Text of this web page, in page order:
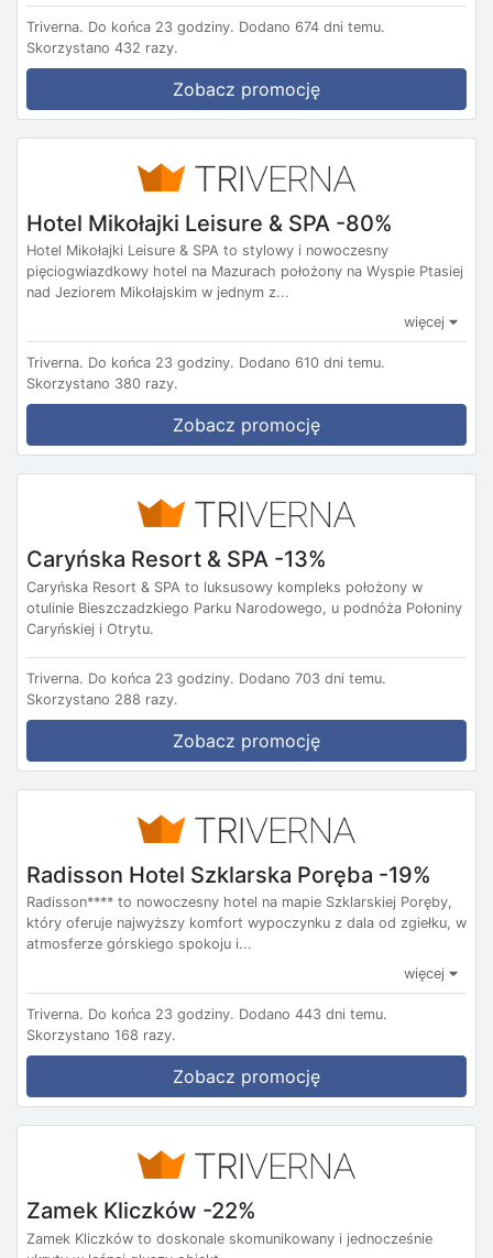
Triverna. Do końca 23 godziny. Dodano 674 dni temu.
Skorzystano 432 razy.
Zobacz promocję
Hotel Mikołajki Leisure & SPA -80%
Hotel Mikołajki Leisure & SPA to stylowy i nowoczesny
pięciogwiazdkowy hotel na Mazurach położony na Wyspie Ptasiej
nad Jeziorem Mikołajskim w jednym z...
więcej
Triverna. Do końca 23 godziny. Dodano 610 dni temu.
Skorzystano 380 razy.
Zobacz promocję
Caryńska Resort & SPA -13%
Caryńska Resort & SPA to luksusowy kompleks położony w
otulinie Bieszczadzkiego Parku Narodowego, u podnóża Połoniny
Caryńskiej i Otrytu.
Triverna. Do końca 23 godziny. Dodano 703 dni temu.
Skorzystano 288 razy.
Zobacz promocję
Radisson Hotel Szklarska Poręba -19%
Radisson**** to nowoczesny hotel na mapie Szklarskiej Poręby,
który oferuje najwyższy komfort wypoczynku z dala od zgiełku, w
atmosferze górskiego spokoju i...
więcej
Triverna. Do końca 23 godziny. Dodano 443 dni temu.
Skorzystano 168 razy.
Zobacz promocję
Zamek Kliczków -22%
Zamek Kliczków to doskonale skomunikowany i jednocześnie